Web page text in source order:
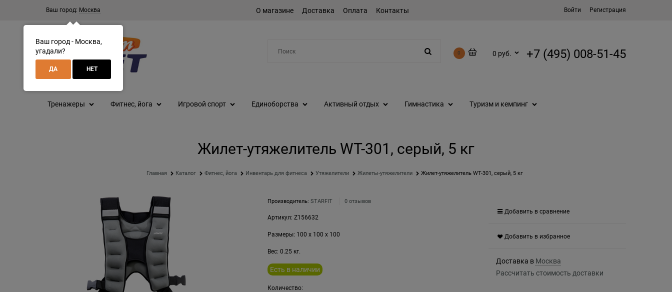
Ваш город: Москва О магазине Доставка Оплата Контакты Войти Регистрация
0 0 руб. +7 (495) 008-51-45
Тренажеры Фитнес, йога Игровой спорт Единоборства Активный отдых Гимнастика Туризм и кемпинг
Жилет-утяжелитель WT-301, серый, 5 кг
Главная Каталог Фитнес, йога Инвентарь для фитнеса Утяжелители Жилеты-утяжелители Жилет-утяжелитель WT-301, серый, 5 кг
Производитель: STARFIT 0 отзывов
Артикул: Z156632
Размеры: 100 x 100 x 100
Вес: 0.25кг.
Есть в наличии
Количество:
Добавить в сравнение
Добавить в избранное
Доставка в Москва
Рассчитать стоимость доставки
Ваш город - Москва,
угадали?
ДА НЕТ